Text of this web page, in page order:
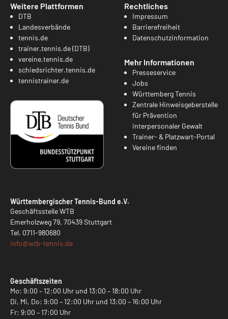
Weitere Plattformen
DTB
Landesverbände
tennis.de
trainer.tennis.de (DTB)
vereine.tennis.de
schiedsrichter.tennis.de
tennistrainer.de
Rechtliches
Impressum
Barrierefreiheit
Datenschutzinformation
Mehr Informationen
Presseservice
Jobs
Württemberg Tennis
Zentrale Hinweisgeberstelle
für Prävention
interpersonaler Gewalt
Trainer- & Platzwart-Portal
Vereine finden
Württembergischer Tennis-Bund e.V.
Geschäftsstelle WTB
Emerholzweg 79, 70439 Stuttgart
Tel. 0711-980680
info@wtb-tennis.de
Geschäftszeiten
Mo: 9:00 – 12:00 Uhr und 13:00 – 18:00 Uhr
Di, Mi, Do: 9:00 – 12:00 Uhr und 13:00 – 16:00 Uhr
Fr: 9:00 – 17:00 Uhr